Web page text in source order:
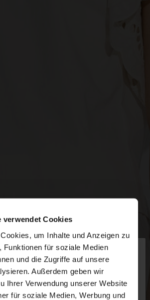
verwendet Cookies
um Inhalte und Anzeigen zu
Funktionen für soziale Medien
und die Zugriffe auf unsere
Außerdem geben wir
Ihrer Verwendung unserer Website
für soziale Medien, Werbung und
auf die Website zu.
United States Website